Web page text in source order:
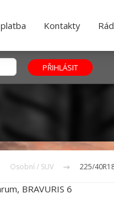
Kontakty
Osobní / SUV 225/